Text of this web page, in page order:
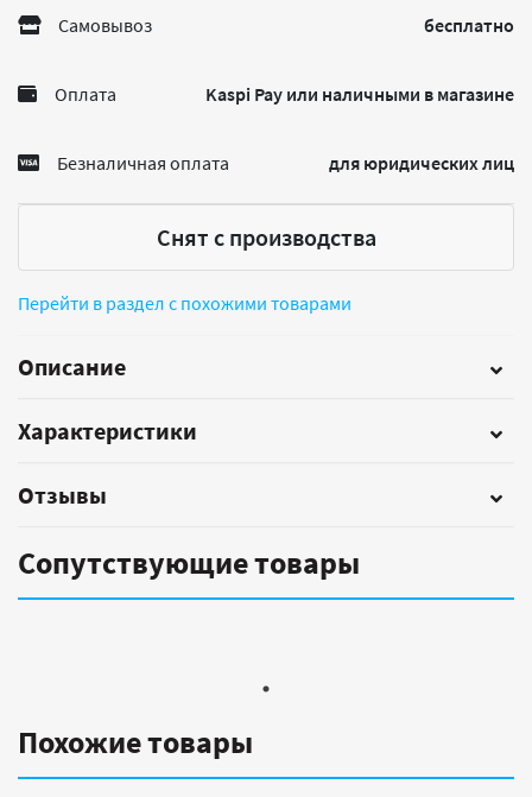
Самовывоз бесплатно
Оплата Kaspi Pay или наличными в магазине
Безналичная оплата для юридических лиц
Снят с производства
Перейти в раздел с похожими товарами
Описание
Характеристики
Отзывы
Сопутствующие товары
Похожие товары